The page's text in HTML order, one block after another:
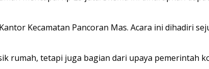
Kecamatan Pancoran Mas. Acara ini dihadiri
rumah, tetapi juga bagian dari upaya pemerintah